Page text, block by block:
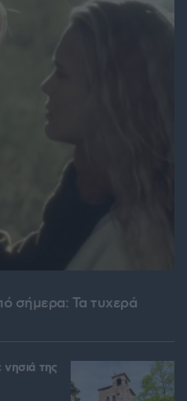
σήμερα: Τα τυχερά
νησιά της